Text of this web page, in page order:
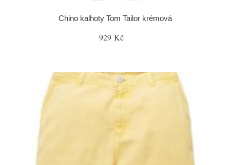
Chino kalhoty Tom Tailor krémová
929 Kč